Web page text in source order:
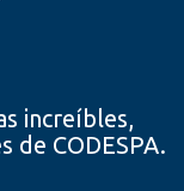
increíbles,
de CODESPA.